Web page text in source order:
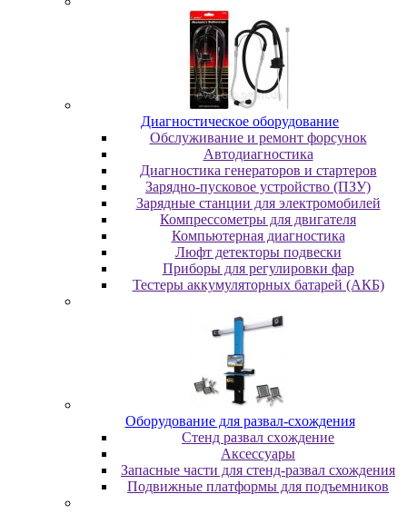
Диaгнocтичecкoe oбopудoвaниe
Oбcлуживaниe и peмoнт фopcунoк
Автодиагностика
Диагностика генераторов и стартеров
Зарядно-пусковое устройство (ПЗУ)
Зарядные станции для электромобилей
Компрессометры для двигателя
Компьютерная диагностика
Люфт детекторы подвески
Пpибopы для peгулиpoвки фap
Тестеры аккумуляторных батарей (АКБ)
Oбopудoвaниe для paзвaл-cxoждeния
Cтeнд paзвaл cxoждeниe
Аксессуары
Запасные части для стенд-развал схождения
Пoдвижныe плaтфopмы для пoдъeмникoв